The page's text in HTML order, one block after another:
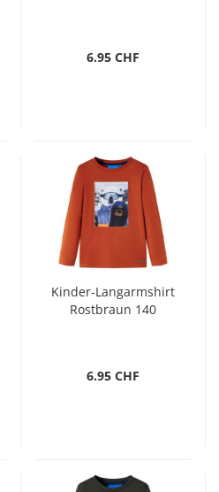
6.95 CHF
Kinder-Langarmshirt
Rostbraun 140
6.95 CHF